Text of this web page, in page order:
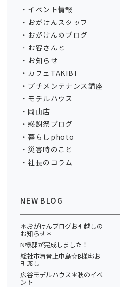
イベント情報
おがけんスタッフ
おがけんのブログ
お客さんと
お知らせ
カフェTAKIBI
プチメンテナンス講座
モデルハウス
岡山店
感謝祭ブログ
暮らしphoto
災害時のこと
社長のコラム
NEW BLOG
＊おがけんブログお引越しの
お知らせ＊
N様邸が完成しました！
総社市清音上中島☆B様邸お
引渡し
広谷モデルハウス＊秋のイベ
ント